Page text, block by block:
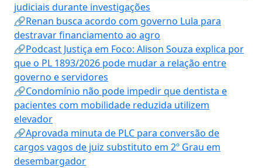
judiciais durante investigações
🔗Renan busca acordo com governo Lula para
destravar financiamento ao agro
🔗Podcast Justiça em Foco: Alison Souza explica por
que o PL 1893/2026 pode mudar a relação entre
governo e servidores
🔗Condomínio não pode impedir que dentista e
pacientes com mobilidade reduzida utilizem
elevador
🔗Aprovada minuta de PLC para conversão de
cargos vagos de juiz substituto em 2º Grau em
desembargador